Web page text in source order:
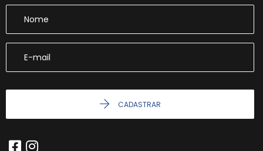
CADASTRAR